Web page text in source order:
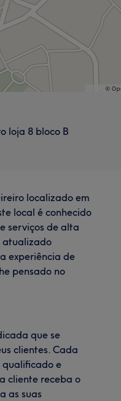
loja 8 bloco B
localizado em
local é conhecido
serviços de alta
atualizado
experiência de
pensado no
que se
clientes. Cada
e
cliente receba o
as suas